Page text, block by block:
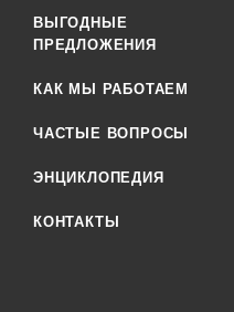
ВЫГОДНЫЕ
ПРЕДЛОЖЕНИЯ
КАК МЫ РАБОТАЕМ
ЧАСТЫЕ ВОПРОСЫ
ЭНЦИКЛОПЕДИЯ
КОНТАКТЫ